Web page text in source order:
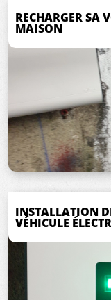
RECHARGER SA
MAISON
INSTALLATION
VÉHICULE